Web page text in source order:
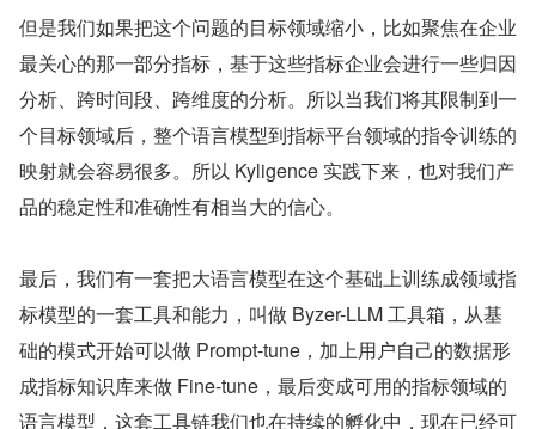
但是我们如果把这个问题的目标领域缩小，比如聚焦在企业
最关心的那一部分指标，基于这些指标企业会进行一些归因
分析、跨时间段、跨维度的分析。所以当我们将其限制到一
个目标领域后，整个语言模型到指标平台领域的指令训练的
映射就会容易很多。所以 Kyligence 实践下来，也对我们产
品的稳定性和准确性有相当大的信心。
最后，我们有一套把大语言模型在这个基础上训练成领域指
标模型的一套工具和能力，叫做 Byzer-LLM 工具箱，从基
础的模式开始可以做 Prompt-tune，加上用户自己的数据形
成指标知识库来做 Fine-tune，最后变成可用的指标领域的
语言模型，这套工具链我们也在持续的孵化中，现在已经可